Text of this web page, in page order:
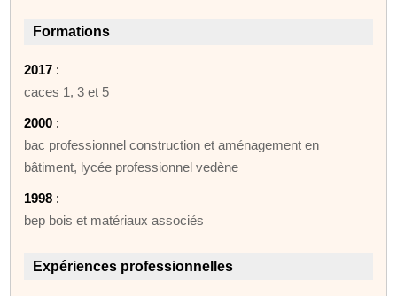
Formations
2017 :
caces 1, 3 et 5
2000 :
bac professionnel construction et aménagement en
bâtiment, lycée professionnel vedène
1998 :
bep bois et matériaux associés
Expériences professionnelles